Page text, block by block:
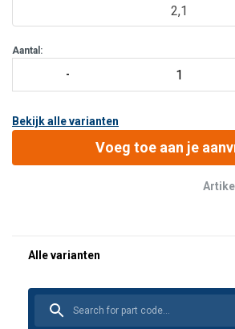
2,1
Aantal:
Bekijk alle varianten
Voeg toe aan je